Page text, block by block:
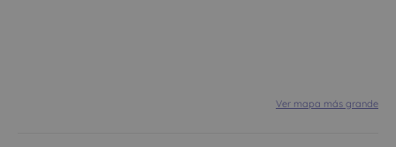
Ver mapa más grande